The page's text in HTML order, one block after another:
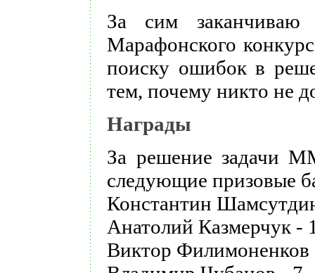
За сим
Марафонского
поиску ошибок в
тем, почему никто не
Награды
За решение задачи
следующие призовые
Константин
Анатолий Казмерчук -
Виктор Филимоненков